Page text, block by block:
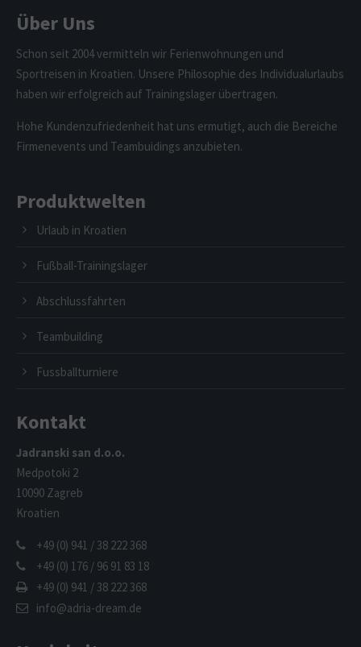
Über Uns
Schon seit 2004 vermitteln wir Ferienwohnungen und
Sportreisen in Kroatien. Unsere Philosophie des Individualurlaubs
haben wir erfolgreich auf Trainingslager übertragen.
Hohe Kundenzufriedenheit hat uns ermutigt, auch die Bereiche
Firmenevents und Teambuidings anzubieten.
Produktwelten
Urlaub in Kroatien
Fußball-Trainingslager
Abschlussfahrten
Teambuilding
Fussballturniere
Kontakt
Jadranski san d.o.o.
Medpotoki 2
10090 Zagreb
Kroatien
+49 (0) 941 / 38 222 368
+49 (0) 176 / 96 91 83 18
+49 (0) 941 / 38 222 368
info@adria-dream.de